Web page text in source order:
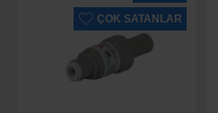
ÇOK SATANLAR